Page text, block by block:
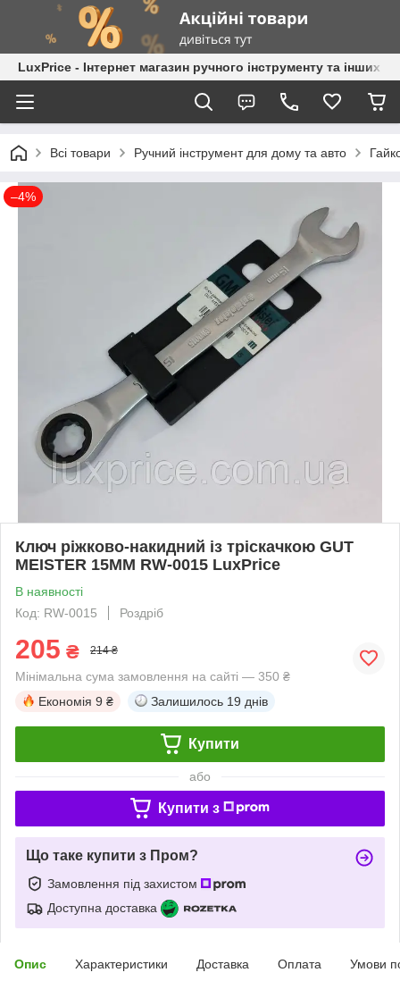
LuxPrice - Інтернет магазин ручного інструменту та інших
Всі товари Ручний інструмент для дому та авто
–4%
Ключ ріжково-накидний із тріскачкою GUT
MEISTER 15ММ RW-0015 LuxPrice
В наявності
Код: RW-0015
Роздріб
205 ₴ 214 ₴
Мінімальна сума замовлення на сайті — 350 ₴
Економія 9 ₴ Залишилось 19 днів
Купити
або
Купити з
Що таке купити з Пром?
Замовлення під захистом
Доступна доставка
Опис Характеристики Доставка Оплата Умови